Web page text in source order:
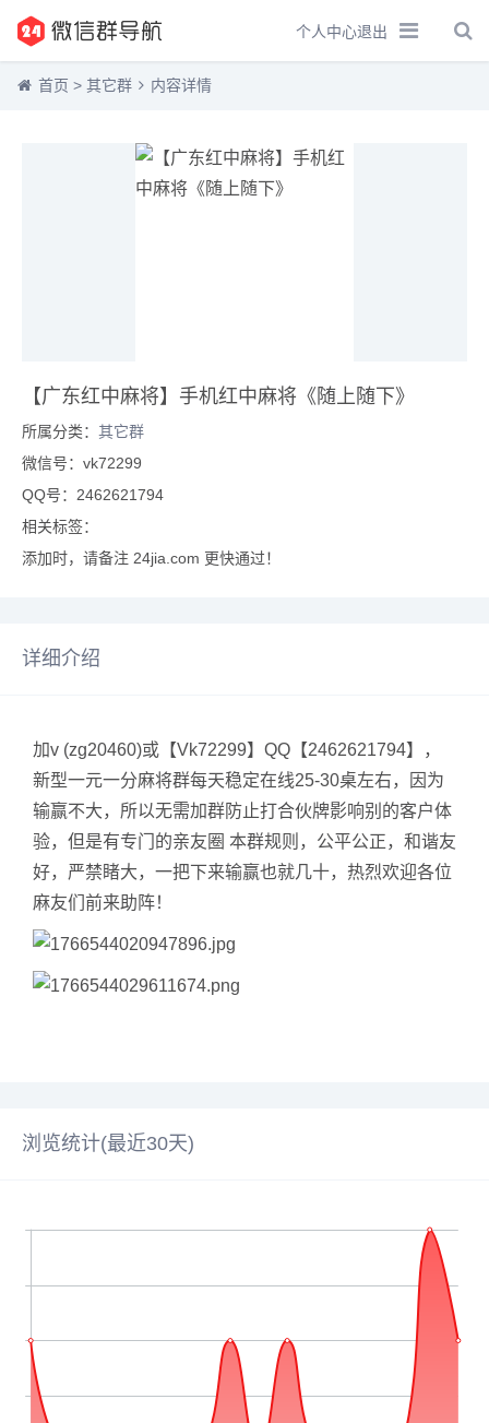
个人中心退出
首页 > 其它群 内容详情
【广东红中麻将】手机红中麻将《随上随下》
所属分类： 其它群
微信号：vk72299
QQ号：2462621794
相关标签：
添加时，请备注 24jia.com 更快通过！
详细介绍
加v (zg20460)或【Vk72299】QQ【2462621794】，
新型一元一分麻将群每天稳定在线25-30桌左右，因为
输赢不大，所以无需加群防止打合伙牌影响别的客户体
验，但是有专门的亲友圈 本群规则，公平公正，和谐友
好，严禁睹大，一把下来输赢也就几十，热烈欢迎各位
麻友们前来助阵！
浏览统计(最近30天)